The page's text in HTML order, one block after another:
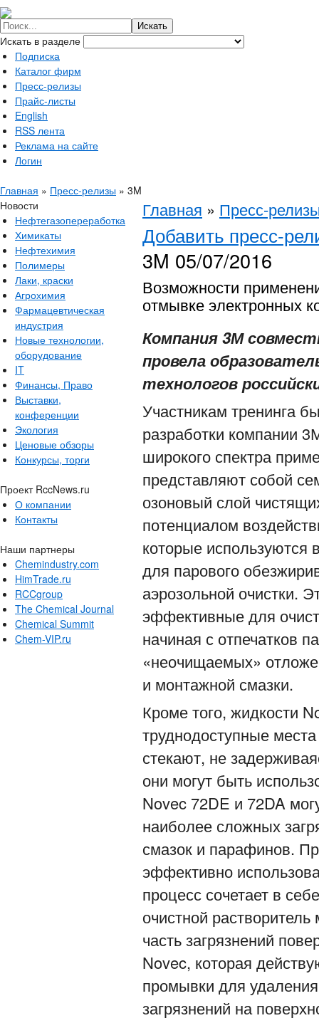
Искать в разделе
Подписка
Каталог фирм
Пресс-релизы
Прайс-листы
English
RSS лента
Реклама на сайте
Логин
Главная » Пресс-релизы » 3M
Новости
Нефтегазопереработка
Химикаты
Нефтехимия
Полимеры
Лаки, краски
Агрохимия
Фармацевтическая
индустрия
Новые технологии,
оборудование
IT
Финансы, Право
Выставки,
конференции
Экология
Ценовые обзоры
Конкурсы, торги
Проект RccNews.ru
О компании
Контакты
Наши партнеры
Chemindustry.com
HimTrade.ru
RCCgroup
The Chemical Journal
Chemical Summit
Chem-VIP.ru
Главная » Пресс-
Добавить пресс-
3M 05/07/2016
Возможности
отмывке электронных
Компания 3М
провела
технологов
Участникам тренинга
разработки компании
широкого спектра
представляют собой
озоновый слой
потенциалом
которые
для парового
аэрозольной очистки.
эффективные для
начиная с отпечатков
«неочищаемых»
и монтажной смазки.
Кроме того, жидкости
труднодоступные
стекают, не
они могут быть
Novec 72DE и 72DA
наиболее сложных
смазок и парафинов.
эффективно
процесс сочетает в
очистной
часть загрязнений
Novec, которая
промывки для
загрязнений на